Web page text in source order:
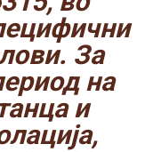
За
на
и